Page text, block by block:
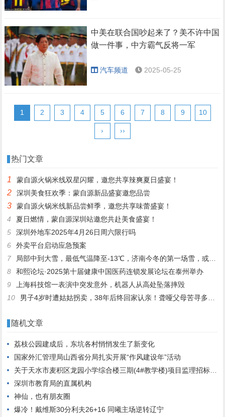
中美在联合国吵起来了？美不许中国
做一件事，中方霸气反将一军
汽车频道 2025-05-25
1 2 3 4 5 6 7 8 9 10
› ››
热门文章
1 蒙自源火锅米线双星闪耀，邀您共享辣爽夏日盛宴！
2 深圳美食狂欢季：蒙自源新品盛宴邀您品尝
3
蒙自源火锅米线新品尝鲜季，邀您共享味蕾盛宴！
4
夏日燃情，蒙自源深圳站邀您共赴美食盛宴！
5
深圳外地车2025年4月26日周六限行吗
6
外卖平台启动应急预案
7
局部中到大雪，最低气温降至-13℃，济南今冬的第一场雪，或跟去年同一时间！
8
和熙论坛·2025第十届健康中国医药连锁发展论坛在泰州举办
9
上海科技馆一表演中突发意外，机器人从高处坠落摔毁
10
男子4岁时遭姑姑拐卖，38年后终回家认亲！聋哑父母苦寻多年，母亲已抱憾离世丨红星寻人
随机文章
荔枝公园建成后，东坑各村悄悄发生了新变化
国家外汇管理局山西省分局扎实开展“作风建设年”活动
关于天水市麦积区龙园小学综合楼三期(4#教学楼)项目监理招标公告
深圳市教育局的直属机构
神仙，也有朋友圈
爆冷！戴维斯30分利夫26+16 同曦主场逆转辽宁